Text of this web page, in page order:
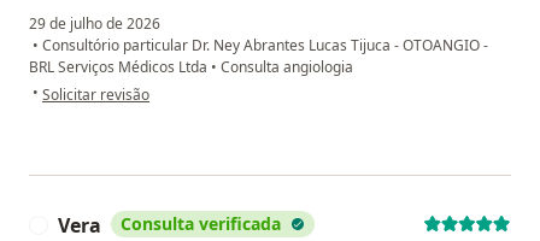
29 de julho de 2026
• Consultório particular Dr. Ney Abrantes Lucas Tijuca - OTOANGIO -
BRL Serviços Médicos Ltda • Consulta angiologia
• na opinião do utilizador Jussara Viegas Dorneles
Solicitar revisão
Vera Consulta verificada